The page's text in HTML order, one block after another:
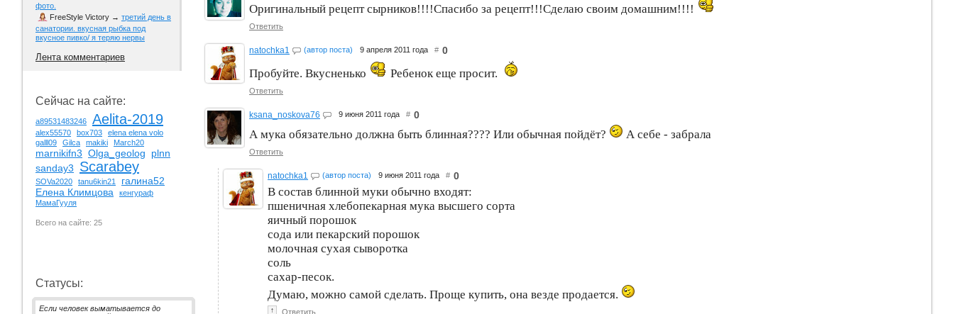
Оригинальный рецепт сырников!!!!Спасибо за рецепт!!!Сделаю своим домашним!!!!
Ответить
natochka1 (автор поста) 9 апреля 2011 года # 0
Пробуйте. Вкусненько Ребенок еще просит.
Ответить
ksana_noskova76 9 июня 2011 года # 0
А мука обязательно должна быть блинная???? Или обычная пойдёт? А себе - забрала
Ответить
natochka1 (автор поста) 9 июня 2011 года # 0
В состав блинной муки обычно входят:
пшеничная хлебопекарная мука высшего сорта
яичный порошок
сода или пекарский порошок
молочная сухая сыворотка
соль
сахар-песок.
Думаю, можно самой сделать. Проще купить, она везде продается.
↑ Ответить
фото.
FreeStyle Victory → третий день в
санатории. вкусная рыбка под
вкусное пивко/ я теряю нервы
Лента комментариев
Сейчас на сайте:
a89531483246 Aelita-2019
alex55570 box703
elena elena volo
galll09
Gilca makiki March20
marnikifn3 Olga_geolog
plnn
sanday3
Scarabey
SOVa2020 tanu6kin21
галина52
Елена Климцова
кенгураф
МамаГууля
Всего на сайте: 25
Статусы:
Если человек выматывается до